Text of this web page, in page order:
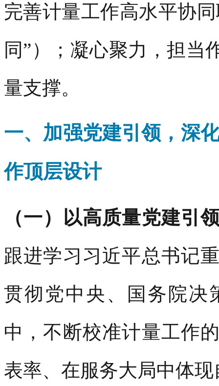
完善计量工作高水平协
同”）；凝心聚力，担当
量支撑。
一、加强党建引领，深
作顶层设计
（一）以高质量党建引
跟进学习习近平总书记
贯彻党中央、国务院决
中，不断校准计量工作
表率、在服务大局中体